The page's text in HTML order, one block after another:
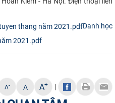
Danh học
2021.pdf
A- A A+ |